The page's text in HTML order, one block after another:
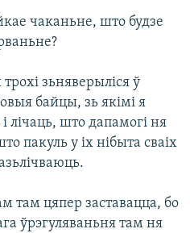
чаканьне, што будзе
зьняверыліся ў
байцы, зь якімі я
лічаць, што дапамогі ня
пакуль у іх нібыта сваіх
там цяпер заставацца, бо
ўрэгуляваньня там ня